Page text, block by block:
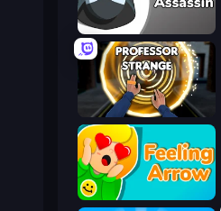
Riot Assassin
Professor Strange
Feeling Arrow